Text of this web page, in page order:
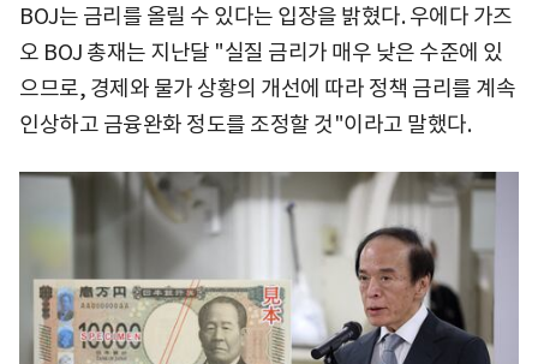
BOJ는 금리를 올릴 수 있다는 입장을 밝혔다. 우에다 가즈
오 BOJ 총재는 지난달 "실질 금리가 매우 낮은 수준에 있
으므로, 경제와 물가 상황의 개선에 따라 정책 금리를 계속
인상하고 금융완화 정도를 조정할 것"이라고 말했다.